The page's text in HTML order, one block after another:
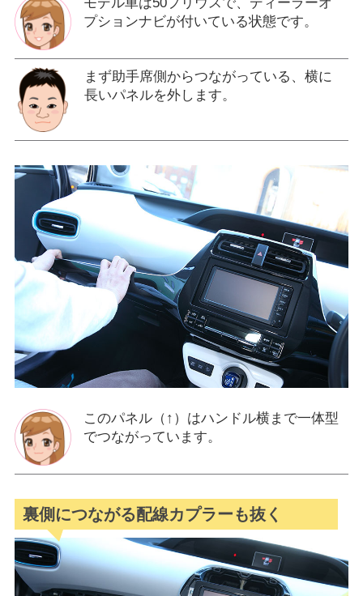
プションナビが付いている状態です。
まず助手席側からつながっている、横に
長いパネルを外します。
このパネル（↑）はハンドル横まで一体型
でつながっています。
裏側につながる配線カプラーも抜く